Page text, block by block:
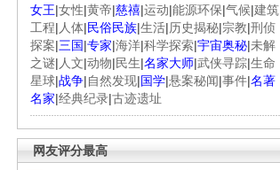
女王|女性|黄帝|慈禧|运动|能源环保|气候|建筑
工程| 人体|民俗民族|生活|历史揭秘|宗教|刑侦
探案|三国|专家|海洋|科学探索|宇宙奥秘|未解
之谜| 人文|动物|民生|名家大师|武侠寻踪|生命
星球|战争|自然发现|国学|悬案秘闻|事件|名著
名家|经典纪录|古迹遗址
网友评分最高